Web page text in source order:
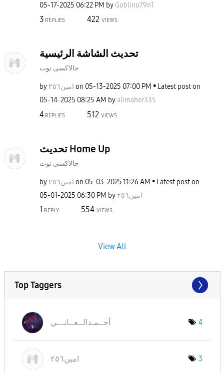
‎05-17-2025 06:22 PM by Goblino79n1
3 REPLIES 422 VIEWS
تحديث الشاشة الرئيسية
جالاكسى نوت
by امين٢٥٦ on ‎05-13-2025 07:00 PM
Latest post on
‎05-14-2025 08:25 AM byalimaher335
4 REPLIES 512 VIEWS
تحديث Home Up
جالاكسى نوت
by امين٢٥٦ on ‎05-03-202511:26 AM
Latest post on
‎05-01-2025 06:30 PM by امين٢٥٦
1 REPLY 554 VIEWS
View All
Top Taggers
أحــمـدالــعــانـــي 4
امين٢٥٦ 3